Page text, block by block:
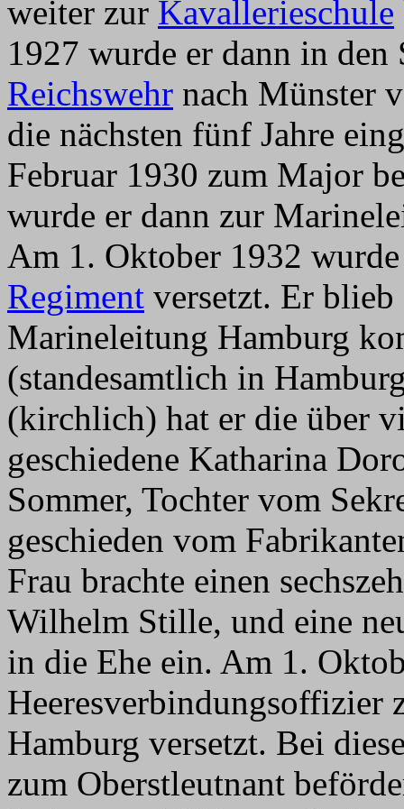
weiter zur Kavallerieschule
1927 wurde er dann in den
Reichswehr nach Münster
die nächsten fünf Jahre
Februar 1930 zum Major
wurde er dann zur
Am 1. Oktober 1932
Regiment versetzt. Er
Marineleitung Hamburg
(standesamtlich in
(kirchlich) hat er die über
geschiedene Katharina
Sommer, Tochter vom
geschieden vom
Frau brachte einen
Wilhelm Stille, und eine
in die Ehe ein. Am 1.
Heeresverbindungsoffizier
Hamburg versetzt. Bei
zum Oberstleutnant